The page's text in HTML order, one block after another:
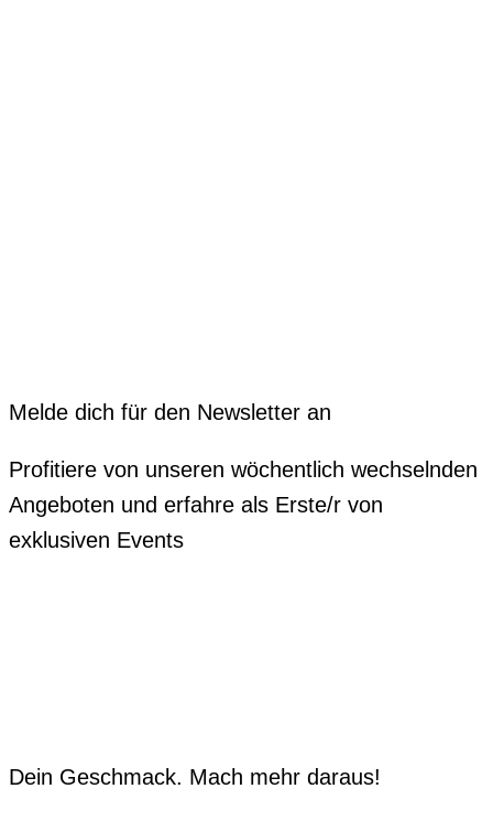
Melde dich für den Newsletter an
Profitiere von unseren wöchentlich wechselnden
Angeboten und erfahre als Erste/r von
exklusiven Events
Dein Geschmack. Mach mehr daraus!